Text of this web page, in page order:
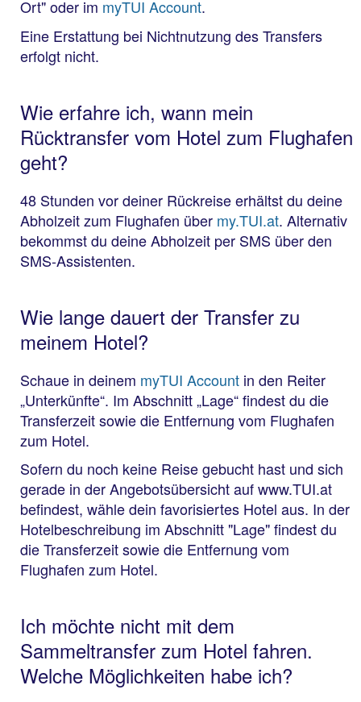
Ort" oder im myTUI Account.
Eine Erstattung bei Nichtnutzung des Transfers
erfolgt nicht.
Wie erfahre ich, wann mein
Rücktransfer vom Hotel zum Flughafen
geht?
48 Stunden vor deiner Rückreise erhältst du deine
Abholzeit zum Flughafen über my.TUI.at. Alternativ
bekommst du deine Abholzeit per SMS über den
SMS-Assistenten.
Wie lange dauert der Transfer zu
meinem Hotel?
Schaue in deinem myTUI Account in den Reiter
„Unterkünfte“. Im Abschnitt „Lage“ findest du die
Transferzeit sowie die Entfernung vom Flughafen
zum Hotel.
Sofern du noch keine Reise gebucht hast und sich
gerade in der Angebotsübersicht auf www.TUI.at
befindest, wähle dein favorisiertes Hotel aus. In der
Hotelbeschreibung im Abschnitt "Lage" findest du
die Transferzeit sowie die Entfernung vom
Flughafen zum Hotel.
Ich möchte nicht mit dem
Sammeltransfer zum Hotel fahren.
Welche Möglichkeiten habe ich?